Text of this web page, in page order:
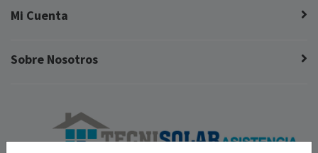
Mi Cuenta
Sobre Nosotros